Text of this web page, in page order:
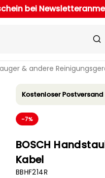
bei
& andere
Kostenloser Postversand
-7%
BOSCH
Kabel
BBHF214R